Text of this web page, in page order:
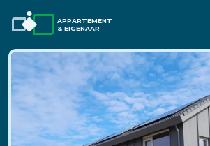
APPARTEMENT
& EIGENAAR